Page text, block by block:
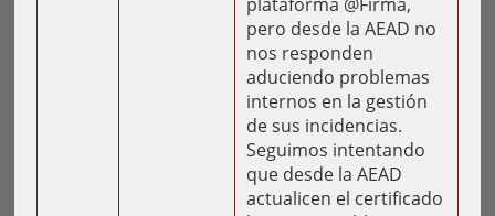
pero desde la AEAD no
nos responden
aduciendo problemas
internos en la gestión
de sus incidencias.
Seguimos intentando
que desde la AEAD
actualicen el certificado